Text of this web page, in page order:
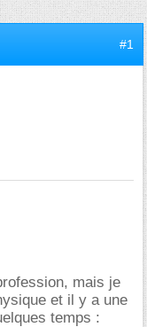
#1
mais je
et il y a une
temps :